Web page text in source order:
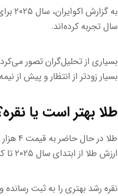
به
سال تجربه کرده‌اند.
بسیار زودتر از انتظار و پیش از نیمه اکتبر
طلا بهتر است یا
طلا
ارزش طلا از ابتدای سال ۲۰۲۵ تا کنون بیش از۵۰ درصد بوده است.